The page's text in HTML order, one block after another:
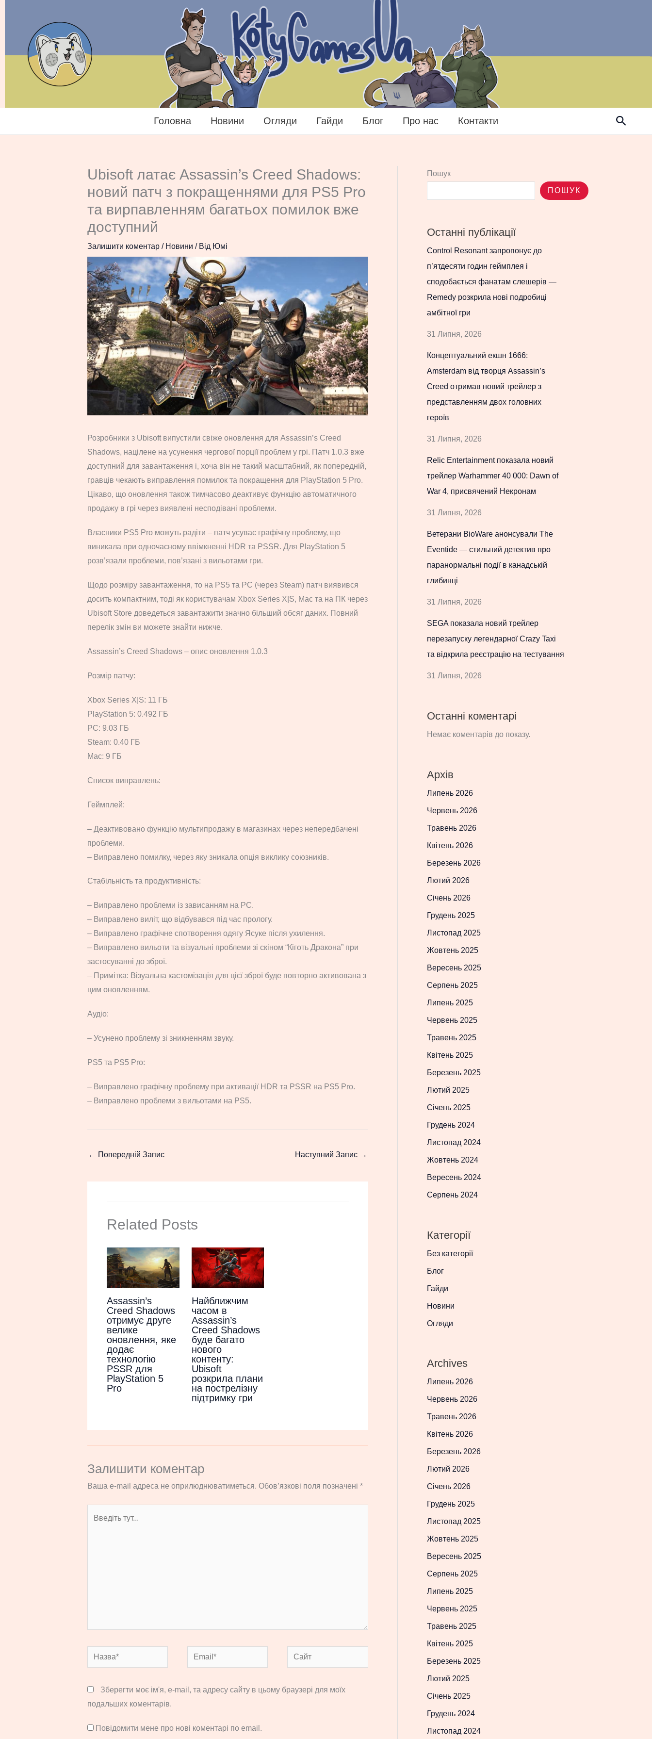
Головна Новини Огляди Гайди Блог Про нас Контакти Пошук
Ubisoft латає Assassin’s Creed Shadows:
новий патч з покращеннями для PS5 Pro
та вирпавленням багатьох помилок вже
доступний
Залишити коментар / Новини / Від Юмі
Розробники з Ubisoft випустили свіже оновлення для Assassin’s Creed
Shadows, націлене на усунення чергової порції проблем у грі. Патч 1.0.3 вже
доступний для завантаження і, хоча він не такий масштабний, як попередній,
гравців чекають виправлення помилок та покращення для PlayStation 5 Pro.
Цікаво, що оновлення також тимчасово деактивує функцію автоматичного
продажу в грі через виявлені несподівані проблеми.
Власники PS5 Pro можуть радіти – патч усуває графічну проблему, що
виникала при одночасному ввімкненні HDR та PSSR. Для PlayStation 5
розв’язали проблеми, пов’язані з вильотами гри.
Щодо розміру завантаження, то на PS5 та PC (через Steam) патч виявився
досить компактним, тоді як користувачам Xbox Series X|S, Mac та на ПК через
Ubisoft Store доведеться завантажити значно більший обсяг даних. Повний
перелік змін ви можете знайти нижче.
Assassin’s Creed Shadows – опис оновлення 1.0.3
Розмір патчу:
Xbox Series X|S: 11 ГБ
PlayStation 5: 0.492 ГБ
PC: 9.03 ГБ
Steam: 0.40 ГБ
Mac: 9 ГБ
Список виправлень:
Геймплей:
– Деактивовано функцію мультипродажу в магазинах через непередбачені
проблеми.
– Виправлено помилку, через яку зникала опція виклику союзників.
Стабільність та продуктивність:
– Виправлено проблеми із зависанням на PC.
– Виправлено виліт, що відбувався під час прологу.
– Виправлено графічне спотворення одягу Ясуке після ухилення.
– Виправлено вильоти та візуальні проблеми зі скіном “Кіготь Дракона” при
застосуванні до зброї.
– Примітка: Візуальна кастомізація для цієї зброї буде повторно активована з
цим оновленням.
Аудіо:
– Усунено проблему зі зникненням звуку.
PS5 та PS5 Pro:
– Виправлено графічну проблему при активації HDR та PSSR на PS5 Pro.
– Виправлено проблеми з вильотами на PS5.
← Попередній Запис Наступний Запис →
Related Posts
Assassin’s
Creed Shadows
отримує друге
велике
оновлення, яке
додає
технологію
PSSR для
PlayStation 5
Pro
Найближчим
часом в
Assassin’s
Creed Shadows
буде багато
нового
контенту:
Ubisoft
розкрила плани
на пострелізну
підтримку гри
Залишити коментар
Ваша e-mail адреса не оприлюднюватиметься. Обов’язкові поля позначені *
Назва* Email* Сайт
Зберегти моє ім'я, e-mail, та адресу сайту в цьому браузері для моїх
подальших коментарів.
Повідомити мене про нові коментарі по email.
Пошук
ПОШУК
Останні публікації
Control Resonant запропонує до
п’ятдесяти годин геймплея і
сподобається фанатам слешерів —
Remedy розкрила нові подробиці
амбітної гри
31 Липня, 2026
Концептуальний екшн 1666:
Amsterdam від творця Assassin’s
Creed отримав новий трейлер з
представленням двох головних
героїв
31 Липня, 2026
Relic Entertainment показала новий
трейлер Warhammer 40 000: Dawn of
War 4, присвячений Некронам
31 Липня, 2026
Ветерани BioWare анонсували The
Eventide — стильний детектив про
паранормальні події в канадській
глибинці
31 Липня, 2026
SEGA показала новий трейлер
перезапуску легендарної Crazy Taxi
та відкрила реєстрацію на тестування
31 Липня, 2026
Останні коментарі
Немає коментарів до показу.
Архів
Липень 2026
Червень 2026
Травень 2026
Квітень 2026
Березень 2026
Лютий 2026
Січень 2026
Грудень 2025
Листопад 2025
Жовтень 2025
Вересень 2025
Серпень 2025
Липень 2025
Червень 2025
Травень 2025
Квітень 2025
Березень 2025
Лютий 2025
Січень 2025
Грудень 2024
Листопад 2024
Жовтень 2024
Вересень 2024
Серпень 2024
Категорії
Без категорії
Блог
Гайди
Новини
Огляди
Archives
Липень 2026
Червень 2026
Травень 2026
Квітень 2026
Березень 2026
Лютий 2026
Січень 2026
Грудень 2025
Листопад 2025
Жовтень 2025
Вересень 2025
Серпень 2025
Липень 2025
Червень 2025
Травень 2025
Квітень 2025
Березень 2025
Лютий 2025
Січень 2025
Грудень 2024
Листопад 2024